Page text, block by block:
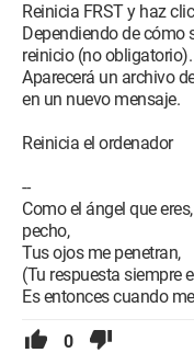
Reinicia FRST y haz
Dependiendo de cómo
reinicio (no obligatorio).
Aparecerá un archivo
en un nuevo mensaje.
Reinicia el ordenador
--
Como el ángel que
pecho,
Tus ojos me penetran,
(Tu respuesta siempre
Es entonces cuando
0